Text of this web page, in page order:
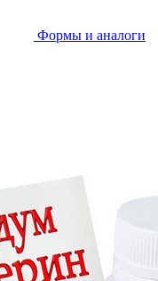
Формы и аналоги